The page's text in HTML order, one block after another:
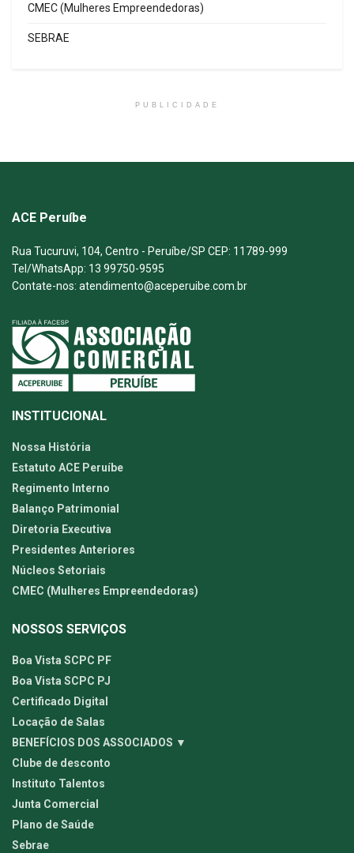
CMEC (Mulheres Empreendedoras)
SEBRAE
PUBLICIDADE
ACE Peruíbe
Rua Tucuruvi, 104, Centro - Peruíbe/SP CEP: 11789-999
Tel/WhatsApp: 13 99750-9595
Contate-nos: atendimento@aceperuibe.com.br
INSTITUCIONAL
Nossa História
Estatuto ACE Peruíbe
Regimento Interno
Balanço Patrimonial
Diretoria Executiva
Presidentes Anteriores
Núcleos Setoriais
CMEC (Mulheres Empreendedoras)
NOSSOS SERVIÇOS
Boa Vista SCPC PF
Boa Vista SCPC PJ
Certificado Digital
Locação de Salas
BENEFÍCIOS DOS ASSOCIADOS ▼
Clube de desconto
Instituto Talentos
Junta Comercial
Plano de Saúde
Sebrae